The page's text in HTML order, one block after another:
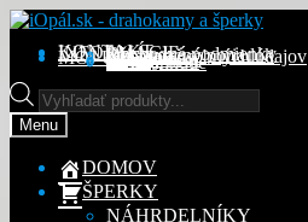
Preskočiť
navigáciu
Preskočiť
obsah
KONTAKT
INFORMÁCIE
Obchodné podmienky
Reklamačný poriadok
Ochrana osobných údajov
MÔJ ÚČETObjednávky
Adresy
Detaily účtu
Na stiahnutie
Products
search
Menu
DOMOV
ŠPERKY
NÁHRDELNÍKY